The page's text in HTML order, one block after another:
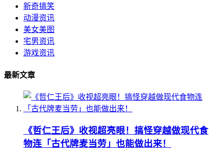
新奇搞笑
动漫资讯
美女美图
宅男资讯
游戏资讯
最新文章
《哲仁王后》收视超亮眼！搞怪穿越做现代食
物连「古代牌麦当劳」也能做出来！